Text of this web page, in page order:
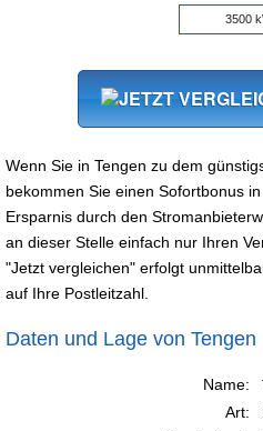
Wenn Sie in Tengen zu dem
bekommen Sie einen Sofortbonus
Ersparnis durch den
an dieser Stelle einfach nur Ihren
"Jetzt vergleichen" erfolgt
auf Ihre Postleitzahl.
Daten und Lage von Tengen
Name:
Art: